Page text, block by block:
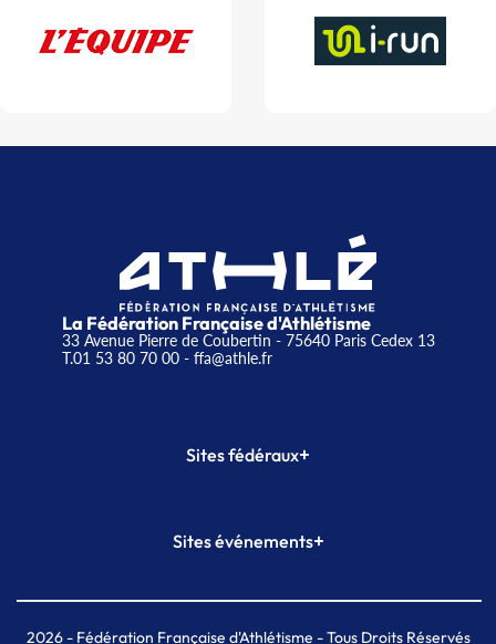
La Fédération Française d'Athlétisme
33 Avenue Pierre de Coubertin - 75640 Paris Cedex 13
T.01 53 80 70 00- ffa@athle.fr
Sites fédéraux+
Plateforme Formation
Sites événements+
Meeting de Paris indoor
MAIF Ekiden de Paris
2026- Fédération Française d'Athlétisme - Tous Droits Réservés